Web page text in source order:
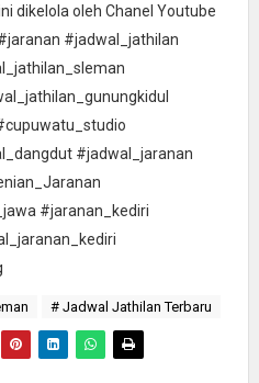
dikelola oleh Chanel Youtube
#jadwal_jathilan
#jadwal_jaranan
#jaranan_kediri
# Jadwal Jathilan Terbaru